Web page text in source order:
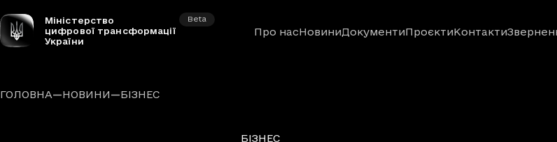
Міністерство
цифрової трансформації
України
Beta
Про насНовиниДокументиПроєктиКонтакти
ГОЛОВНА—НОВИНИ—БІЗНЕС
Рубрики
БІЗНЕС